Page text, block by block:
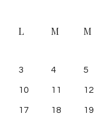
L M M
3 4 5
10 11 12
17 18 19